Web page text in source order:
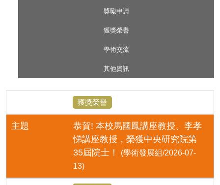
獎勵申請
獲獎榮譽
學術交流
其他資訊
獲獎榮譽
主題
恭賀! 本校馬國鳳講座教授、李孝
悌講座教授，榮獲中央研究院第
35屆院士！
(學術發展組/2026-07-
13)